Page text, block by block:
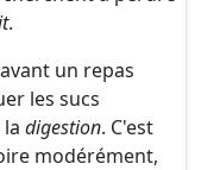
.
un repas
les sucs
digestion. C'est
modérément,